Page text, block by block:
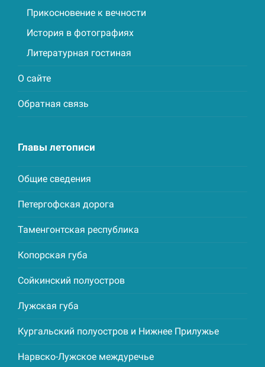
Прикосновение к вечности
История в фотографиях
Литературная гостиная
О сайте
Обратная связь
Главы летописи
Общие сведения
Петергофская дорога
Таменгонтская республика
Копорская губа
Сойкинский полуостров
Лужская губа
Кургальский полуостров и Нижнее Прилужье
Нарвско-Лужское междуречье